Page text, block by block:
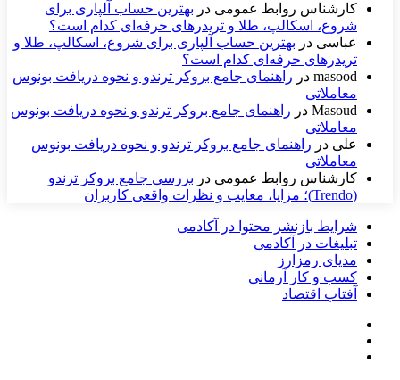
کارشناس روابط عمومی در بهترین حساب آلپاری برای
شروع، اسکالپ، طلا و تریدرهای حرفه‌ای کدام است؟
عباسی در بهترین حساب آلپاری برای شروع، اسکالپ، طلا و
تریدرهای حرفه‌ای کدام است؟
masood در راهنمای جامع بروکر ترندو و نحوه دریافت بونوس
معاملاتی
Masoud در راهنمای جامع بروکر ترندو و نحوه دریافت بونوس
معاملاتی
علی در راهنمای جامع بروکر ترندو و نحوه دریافت بونوس
معاملاتی
کارشناس روابط عمومی در بررسی جامع بروکر ترندو
(Trendo)؛ مزایا، معایب و نظرات واقعی کاربران
شرایط بازنشر محتوا در آکادمی
تبلیغات در آکادمی
مدیای رمزارز
کسب و کار آرمانی
آفتاب اقتصاد